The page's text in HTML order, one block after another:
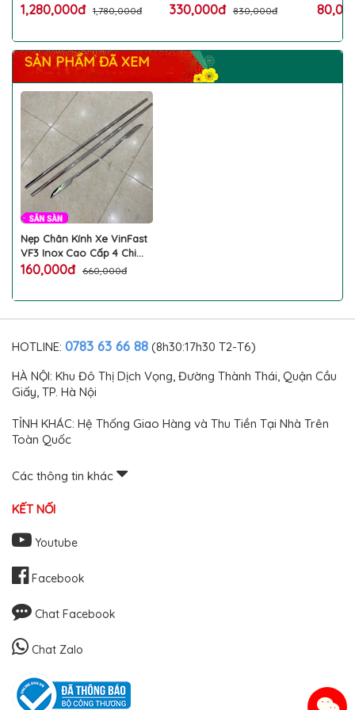
Không Mùi Bộ 2 Tấm
1,280,000đ 1,780,000đ
Bóng, Chống Gỉ, Chuẩn
330,000đ 830,000đ
Gạt
SẢN PHẨM ĐÃ XEM
Nẹp Chân Kính Xe VinFast
VF3 Inox Cao Cấp 4 Chi
Tiết Sáng Bóng, Chống Gỉ
160,000đ 660,000đ
HOTLINE: 0783 63 66 88 (8h30:17h30 T2-T6)
HÀ NỘI: Khu Đô Thị Dịch Vọng, Đường Thành Thái, Quận Cầu
Giấy, TP. Hà Nội
TỈNH KHÁC: Hệ Thống Giao Hàng và Thu Tiền Tại Nhà Trên
Toàn Quốc
Các thông tin khác
KẾT NỐI
Youtube
Facebook
Chat Facebook
Chat Zalo